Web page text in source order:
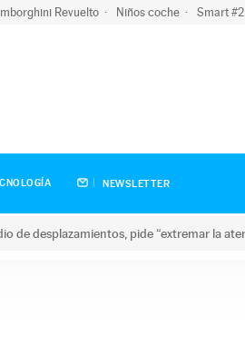
Revuelto Niños coche Smart #2
NEWSLETTER
de desplazamientos, pide “extremar la